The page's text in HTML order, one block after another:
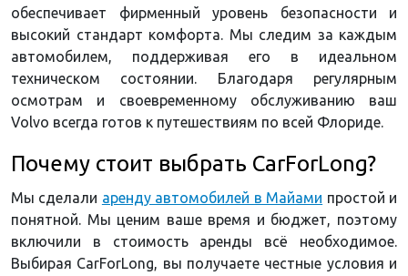
обеспечивает фирменный уровень безопасности и
высокий стандарт комфорта. Мы следим за каждым
автомобилем, поддерживая его в идеальном
техническом состоянии. Благодаря регулярным
осмотрам и своевременному обслуживанию ваш
Volvo всегда готов к путешествиям по всей Флориде.
Почему стоит выбрать CarForLong?
Мы сделали аренду автомобилей в Майами простой и
понятной. Мы ценим ваше время и бюджет, поэтому
включили в стоимость аренды всё необходимое.
Выбирая CarForLong, вы получаете честные условия и